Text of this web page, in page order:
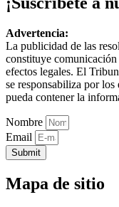
Advertencia:
La publicidad de las
constituye
efectos legales. El
se responsabiliza por
pueda contener la
Nombre
Email
Submit
Mapa de sitio